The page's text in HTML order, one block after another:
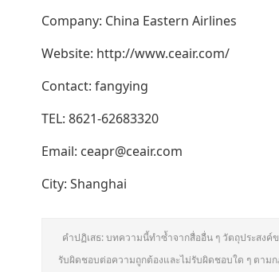
Company: China Eastern Airlines
Website: http://www.ceair.com/
Contact: fangying
TEL: 8621-62683320
Email: ceapr@ceair.com
City: Shanghai
คำปฏิเสธ: บทความนี้ทำซ้ำจากสื่ออื่น ๆ วัตถุประสง
รับผิดชอบต่อความถูกต้องและไม่รับผิดชอบใด ๆ ตาม